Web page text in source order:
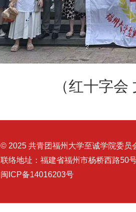
（红十字
© 2025 共青团福州大学至诚学院委员
联络地址：福建省福州市杨桥西路50
闽ICP备14016203号